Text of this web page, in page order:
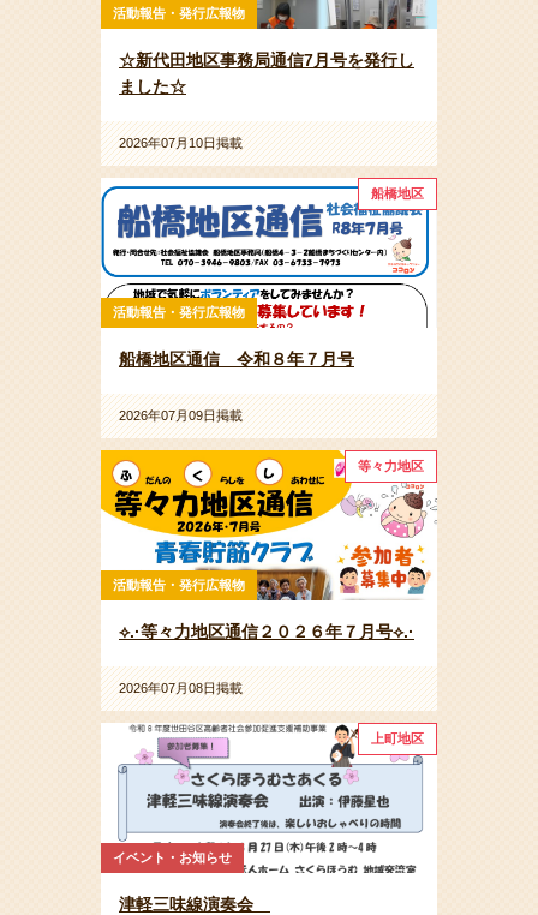
活動報告・発行広報物
☆新代田地区事務局通信7月号を発行し
ました☆
2026年07月10日掲載
船橋地区
活動報告・発行広報物
船橋地区通信 令和８年７月号
2026年07月09日掲載
等々力地区
活動報告・発行広報物
⟡.·等々力地区通信２０２６年７月号⟡.·
2026年07月08日掲載
上町地区
イベント・お知らせ
津軽三味線演奏会